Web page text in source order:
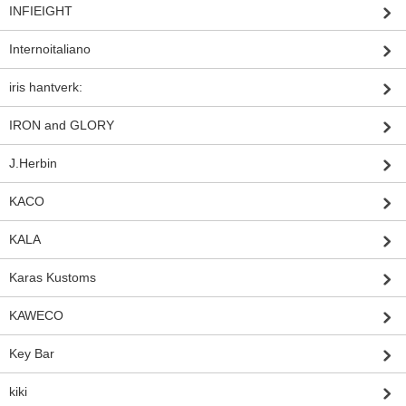
INFIEIGHT
Internoitaliano
iris hantverk:
IRON and GLORY
J.Herbin
KACO
KALA
Karas Kustoms
KAWECO
Key Bar
kiki